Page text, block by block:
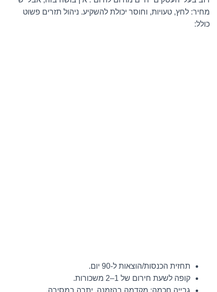
מחיר: לחץ, טעויות, וחוסר יכולת להשקיע. ניהול תזרים פשוט
כולל:
תחזית הכנסות/הוצאות ל-90 יום.
קופה לשעת חירום של 1–2 משכורות.
גבייה חכמה: מקדמה בהזמנה, יתרה במסירה.